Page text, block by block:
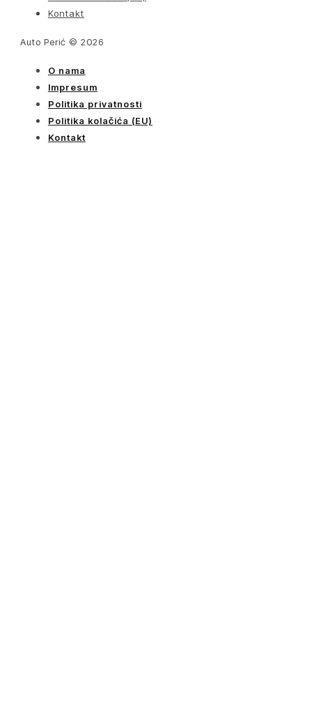
Kontakt
Auto Perić © 2026
O nama
Impresum
Politika privatnosti
Politika kolačića (EU)
Kontakt